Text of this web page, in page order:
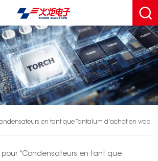
en tant que Tantalum d'achat en vrac
pour "Condensateurs en tant que